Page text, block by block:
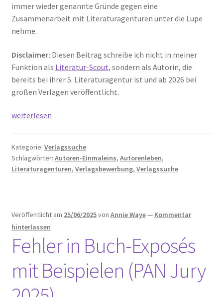
immer wieder genannte Gründe gegen eine
Zusammenarbeit mit Literaturagenturen unter die Lupe
nehme.
Disclaimer: Diesen Beitrag schreibe ich nicht in meiner
Funktion als Literatur-Scout, sondern als Autorin, die
bereits bei ihrer 5. Literaturagentur ist und ab 2026 bei
großen Verlagen veröffentlicht.
Gründe
Zusammenarbeit
mit
Lupe
genommen
weiterlesen
Kategorie: Verlagssuche
Schlagwörter: Autoren-Einmaleins, Autorenleben,
Literaturagenturen, Verlagsbewerbung, Verlagssuche
Veröffentlicht am 25/06/2025von Annie Waye— Kommentar
hinterlassen
Fehler in Buch-Exposés
mit Beispielen (PAN Jury